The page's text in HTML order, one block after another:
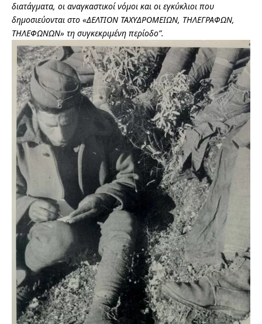
διατάγματα, οι αναγκαστικοί νόμοι και οι εγκύκλιοι που
δημοσιεύονται στο «ΔΕΛΤΙΟΝ ΤΑΧΥΔΡΟΜΕΙΩΝ, ΤΗΛΕΓΡΑΦΩΝ,
ΤΗΛΕΦΩΝΩΝ» τη συγκεκριμένη περίοδο”.